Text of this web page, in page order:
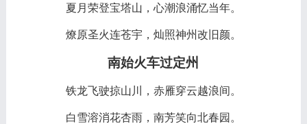
夏月荣登宝塔山，心潮浪涌忆当年。
燎原圣火连苍宇，灿照神州改旧颜。
南始火车过定州
铁龙飞驶掠山川，赤雁穿云越浪间。
白雪溶消花杏雨，南芳笑向北春园。